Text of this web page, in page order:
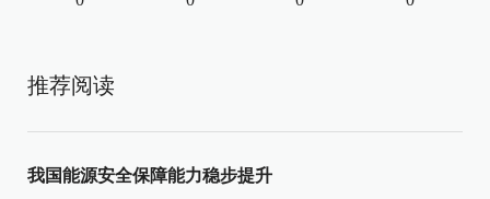
推荐阅读
我国能源安全保障能力稳步提升